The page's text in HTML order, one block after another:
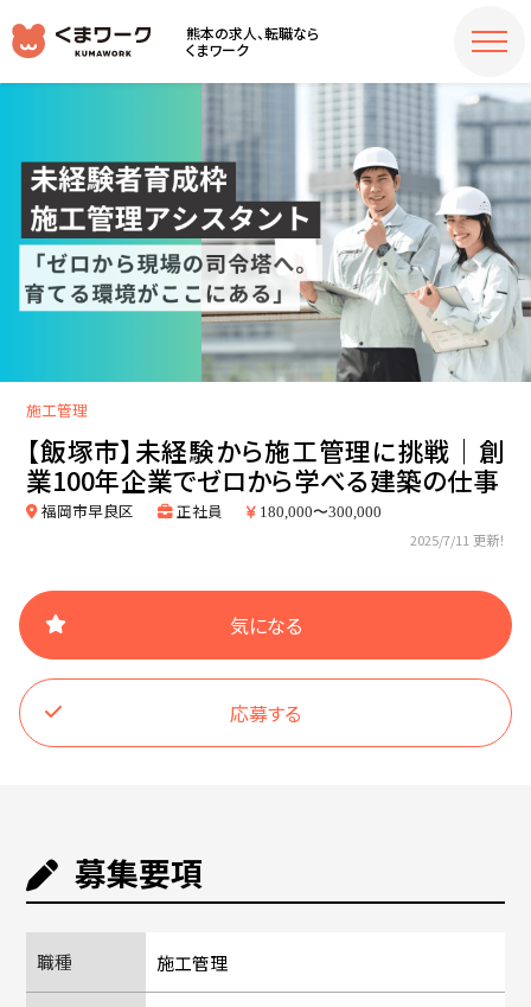
熊本の求人、転職なら
くまワーク
施工管理
【飯塚市】未経験から施工管理に挑戦｜創
業100年企業でゼロから学べる建築の仕事
福岡市早良区 正社員 180,000〜300,000
2025/7/11 更新！
気になる
応募する
募集要項
職種 施工管理